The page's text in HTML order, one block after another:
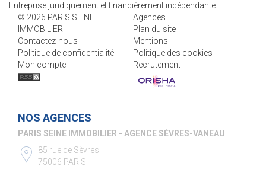
Entreprise juridiquement et financièrement indépendante
© 2026 PARIS SEINE
IMMOBILIER
Agences
Plan du site
Contactez-nous
Mentions
Politique de confidentialité
Politique des cookies
Mon compte
Recrutement
NOS AGENCES
PARIS SEINE IMMOBILIER - AGENCE SÈVRES-VANEAU
85 rue de Sèvres
75006 PARIS